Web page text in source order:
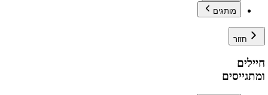
מותגים
חזור
חיילים
ומתגייסים